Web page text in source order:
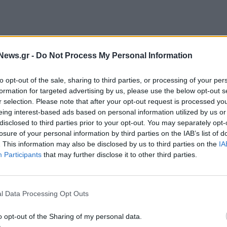
- Do Not Process My Personal Information
opt-out of the sale, sharing to third parties, or processing of your
for targeted advertising by us, please use the below opt-out
selection. Please note that after your opt-out request is processed
interest-based ads based on personal information utilized by us
to third parties prior to your opt-out. You may separately
of your personal information by third parties on the IAB’s list of
This information may also be disclosed by us to third parties on the
Participants that may further disclose it to other third parties.
Data Processing Opt Outs
opt-out of the Sharing of my personal data.
είχαν ολέθριες συνέπειες αν δεν
τους, έχουν εντοπιστείαπό drones.
πριν λίγες ημέρες στο Πανόραμα
στιγμή και οι πυροσβεστικές δυνάμεις
εγκαίρως την πυρκαγιά, προτού
στιγμή τα βουνά της Αττικής
με τους Δήμους Βούλας- Βάρης-
Φυλής και Ασπροπύργου. Στόχος του